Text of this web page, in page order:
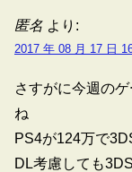
匿名 より:
2017 年 08 月 17 日
さすがに今週の
ね
PS4が124万で
DL考慮しても